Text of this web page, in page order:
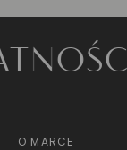
O MARCE